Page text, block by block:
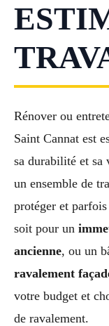
Rénover ou
Saint Cannat est
sa durabilité et sa
un ensemble de
protéger et
soit pour un
ancienne, ou un
ravalement
votre budget et
de ravalement.